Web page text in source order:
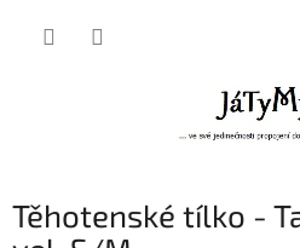
Těhotenské tílko -